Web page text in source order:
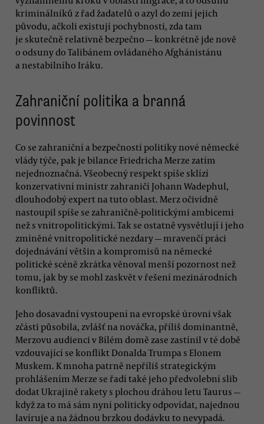
kriminálníků z řad žadatelů o azyl do zemí jejich
původu, ačkoli existují pochybnosti, zda tam
je skutečně relativně bezpečno — konkrétně jde nově
o odsuny do Talibánem ovládaného Afghánistánu
a nestabilního Iráku.
Zahraniční politika a branná
povinnost
Co se zahraniční a bezpečností politiky nové německé
vlády týče, pak je bilance Friedricha Merze zatím
nejednoznačná. Všeobecný respekt spíše sklízí
konzervativní ministr zahraničí Johann Wadephul,
dlouhodobý expert na tuto oblast. Merz očividně
nastoupil spíše se zahraničně-politickými ambicemi
než s vnitropolitickými. Tak se ostatně vysvětlují i jeho
zmíněné vnitropolitické nezdary — mravenčí práci
dojednávání většin a kompromisů na německé
politické scéně zkrátka věnoval menší pozornost než
tomu, jak by se mohl zaskvět v řešení mezinárodních
konfliktů.
Jeho dosavadní vystoupení na evropské úrovni však
zčásti působila, zvlášť na nováčka, příliš dominantně,
Merzovu audienci v Bílém domě zase zastínil v té době
vzdouvající se konflikt Donalda Trumpa s Elonem
Muskem. K mnoha patrně nepříliš strategickým
prohlášením Merze se řadí také jeho předvolební slib
dodat Ukrajině rakety s plochou dráhou letu Taurus —
když za to má sám nyní politicky odpovídat, najednou
lavíruje a na žádnou brzkou dodávku to nevypadá.